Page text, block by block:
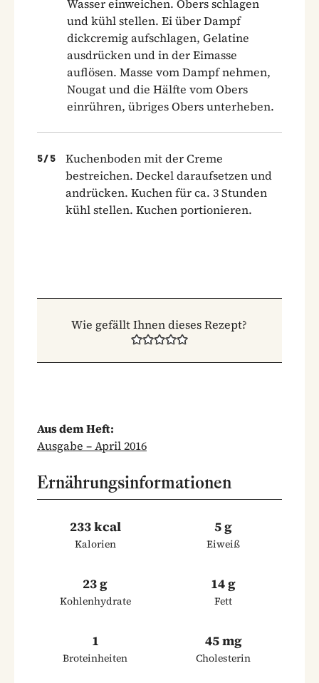
Wasser einweichen. Obers schlagen
und kühl stellen. Ei über Dampf
dickcremig aufschlagen, Gelatine
ausdrücken und in der Eimasse
auflösen. Masse vom Dampf nehmen,
Nougat und die Hälfte vom Obers
einrühren, übriges Obers unterheben.
5/ 5
Kuchenboden mit der Creme
bestreichen. Deckel daraufsetzen und
andrücken. Kuchen für ca. 3 Stunden
kühl stellen. Kuchen portionieren.
Wie gefällt Ihnen dieses Rezept?
Aus dem Heft:
Ausgabe – April 2016
Ernährungsinformationen
233 kcal
Kalorien
5 g
Eiweiß
23 g
Kohlenhydrate
14 g
Fett
1
Broteinheiten
45 mg
Cholesterin